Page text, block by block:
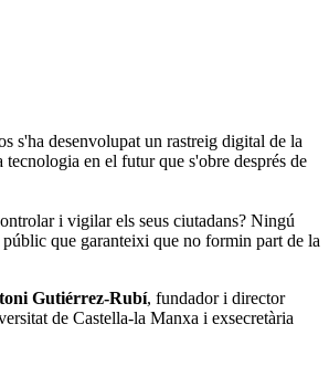
s'ha desenvolupat un rastreig digital de la
en el futur que s'obre després de
i vigilar els seus ciutadans? Ningú
que garanteixi que no formin part de la
Gutiérrez-Rubí, fundador i director
de Castella-la Manxa i exsecretària